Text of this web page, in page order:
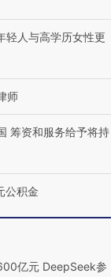
轻人与高学历女性更
师
筹资和服务给予将持
公积金
亿元 DeepSeek参